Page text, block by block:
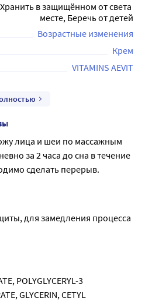
Хранить в защищённом от света
месте, Беречь от детей
Возрастные изменения
Крем
VITAMINS AEVIT
лица и шеи по массажным
за 2 часа до сна в течение
сделать перерыв.
для замедления процесса
POLYGLYCERYL-3
GLYCERIN, CETYL